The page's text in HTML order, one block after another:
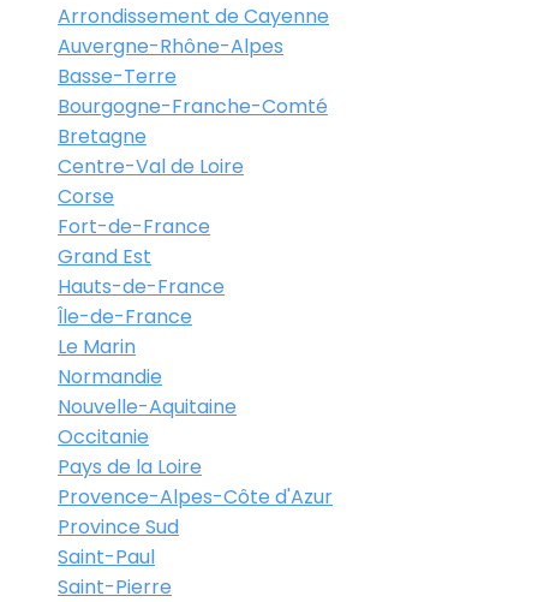
Arrondissement de Cayenne
Auvergne-Rhône-Alpes
Basse-Terre
Bourgogne-Franche-Comté
Bretagne
Centre-Val de Loire
Corse
Fort-de-France
Grand Est
Hauts-de-France
Île-de-France
Le Marin
Normandie
Nouvelle-Aquitaine
Occitanie
Pays de la Loire
Provence-Alpes-Côte d'Azur
Province Sud
Saint-Paul
Saint-Pierre